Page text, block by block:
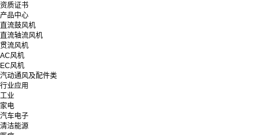
资质证书
产品中心
直流鼓风机
直流轴流风机
贯流风机
AC风机
EC风机
汽动通风及配件类
行业应用
工业
家电
汽车电子
清洁能源